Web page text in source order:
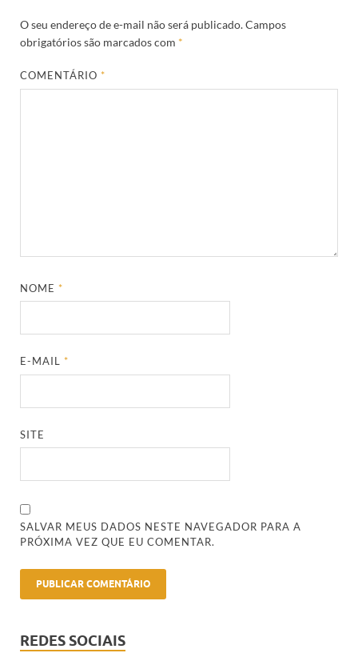
O seu endereço de e-mail não será publicado.Campos
obrigatórios são marcados com *
COMENTÁRIO*
NOME*
E-MAIL*
SITE
SALVAR MEUS DADOS NESTE NAVEGADOR PARA A
PRÓXIMA VEZ QUE EU COMENTAR.
REDES SOCIAIS